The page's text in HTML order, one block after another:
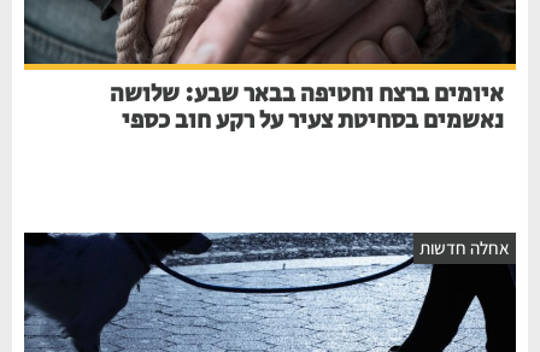
איומים ברצח וחטיפה בבאר שבע: שלושה
נאשמים בסחיטת צעיר על רקע חוב כספי
אחלה חדשות